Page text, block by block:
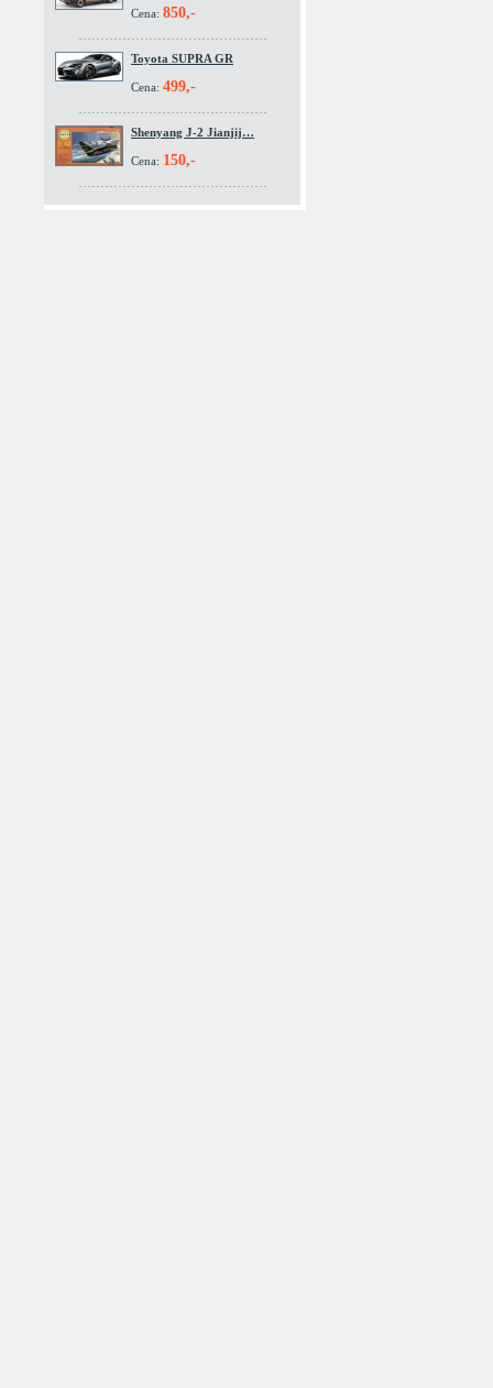
Cena: 850,-
Toyota SUPRA GR
Cena: 499,-
Shenyang J-2 Jianjij…
Cena: 150,-